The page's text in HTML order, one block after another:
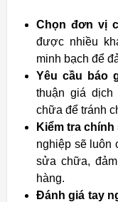
Chọn đơn vị
được nhiều
minh bạch để
Yêu cầu báo
thuận giá
chữa để tránh
Kiểm tra
nghiệp sẽ luôn
sửa chữa,
hàng.
Đánh giá tay